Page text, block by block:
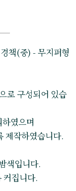
책(중) - 무지퍼형
로 구성되어 있습
였으며
제작하였습니다.
색입니다.
커집니다.